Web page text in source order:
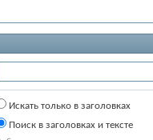
Искать только в заголовках
Поиск в заголовках и тексте